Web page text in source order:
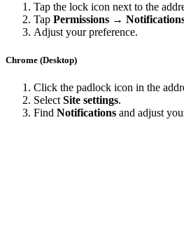
Tap the lock icon next to the
Tap Permissions →
Adjust your preference.
Chrome (Desktop)
Click the padlock icon in the
Select Site settings.
Find Notifications and adjust